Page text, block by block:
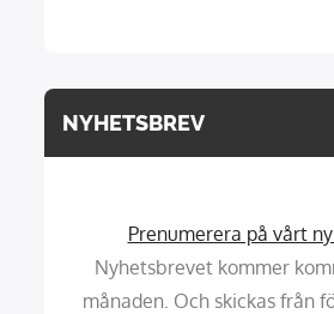
NYHETSBREV
Prenumerera på vårt
Nyhetsbrevet kommer
månaden. Och skickas från